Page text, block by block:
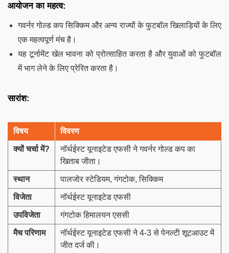
आयोजन का महत्व:
गवर्नर गोल्ड कप सिक्किम और अन्य राज्यों के फुटबॉल खिलाड़ियों के लिए
एक महत्वपूर्ण मंच है।
यह टूर्नामेंट खेल भावना को प्रोत्साहित करता है और युवाओं को फुटबॉल
में भाग लेने के लिए प्रेरित करता है।
सारांश:
विषय विवरण
क्यों चर्चा में?
नॉर्थईस्ट यूनाइटेड एफसी ने गवर्नर गोल्ड कप का
खिताब जीता।
स्थान पालजोर स्टेडियम, गंगटोक, सिक्किम
विजेता नॉर्थईस्ट यूनाइटेड एफसी
उपविजेता गंगटोक हिमालयन एससी
मैच परिणाम
नॉर्थईस्ट यूनाइटेड एफसी ने 4-3 से पेनल्टी शूटआउट में
जीत दर्ज की।